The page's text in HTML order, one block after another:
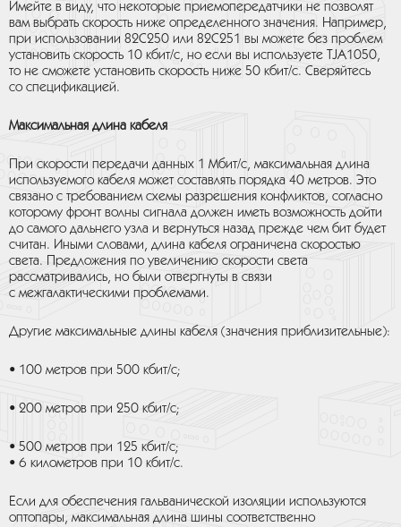
Имейте в виду, что некоторые приемопередатчики не позволят
вам выбрать скорость ниже определенного значения. Например,
при использовании 82C250 или 82C251 вы можете без проблем
установить скорость 10 кбит/с, но если вы используете TJA1050,
то не сможете установить скорость ниже 50 кбит/с. Сверяйтесь
со спецификацией.
Максимальная длина кабеля
При скорости передачи данных 1 Мбит/с, максимальная длина
используемого кабеля может составлять порядка 40 метров. Это
связано с требованием схемы разрешения конфликтов, согласно
которому фронт волны сигнала должен иметь возможность дойти
до самого дальнего узла и вернуться назад прежде чем бит будет
считан. Иными словами, длина кабеля ограничена скоростью
света. Предложения по увеличению скорости света
рассматривались, но были отвергнуты в связи
с межгалактическими проблемами.
Другие максимальные длины кабеля (значения приблизительные):
• 100 метров при 500 кбит/с;
• 200 метров при 250 кбит/с;
• 500 метров при 125 кбит/с;
• 6 километров при 10 кбит/с.
Если для обеспечения гальванической изоляции используются
оптопары, максимальная длина шины соответственно